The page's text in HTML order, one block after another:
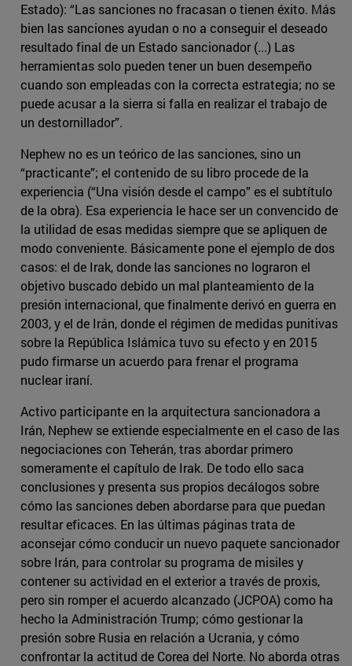
Estado): “Las sanciones no fracasan o tienen éxito. Más
bien las sanciones ayudan o no a conseguir el deseado
resultado final de un Estado sancionador (...) Las
herramientas solo pueden tener un buen desempeño
cuando son empleadas con la correcta estrategia; no se
puede acusar a la sierra si falla en realizar el trabajo de
un destornillador”.
Nephew no es un teórico de las sanciones, sino un
“practicante”; el contenido de su libro procede de la
experiencia (“Una visión desde el campo” es el subtítulo
de la obra). Esa experiencia le hace ser un convencido de
la utilidad de esas medidas siempre que se apliquen de
modo conveniente. Básicamente pone el ejemplo de dos
casos: el de Irak, donde las sanciones no lograron el
objetivo buscado debido un mal planteamiento de la
presión internacional, que finalmente derivó en guerra en
2003, y el de Irán, donde el régimen de medidas punitivas
sobre la República Islámica tuvo su efecto y en 2015
pudo firmarse un acuerdo para frenar el programa
nuclear iraní.
Activo participante en la arquitectura sancionadora a
Irán, Nephew se extiende especialmente en el caso de las
negociaciones con Teherán, tras abordar primero
someramente el capítulo de Irak. De todo ello saca
conclusiones y presenta sus propios decálogos sobre
cómo las sanciones deben abordarse para que puedan
resultar eficaces. En las últimas páginas trata de
aconsejar cómo conducir un nuevo paquete sancionador
sobre Irán, para controlar su programa de misiles y
contener su actividad en el exterior a través de proxis,
pero sin romper el acuerdo alcanzado (JCPOA) como ha
hecho la Administración Trump; cómo gestionar la
presión sobre Rusia en relación a Ucrania, y cómo
confrontar la actitud de Corea del Norte. No aborda otras